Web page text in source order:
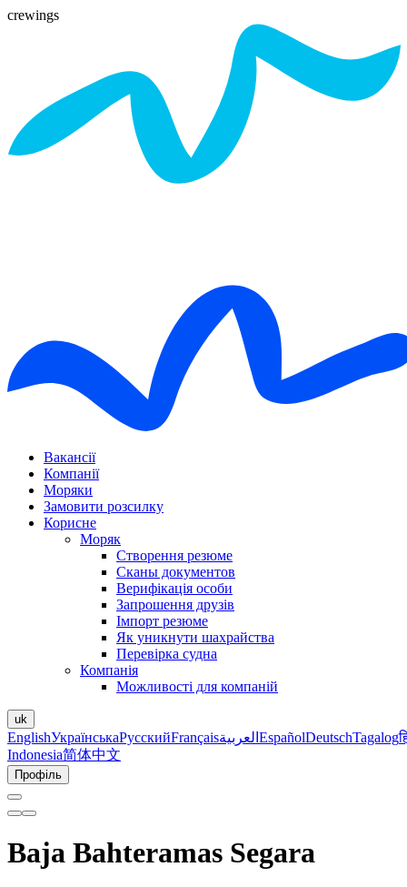
crewings
Вакансії
Компанії
Моряки
Замовити розсилку
Корисне
Моряк
Створення резюме
Сканы документов
Верифікація особи
Запрошення друзів
Імпорт резюме
Як уникнути шахрайства
Перевірка судна
Компанія
Можливості для компаній
uk
EnglishУкраїнськаРусскийFrançaisالعربية EspañolDeutschTagalog
Indonesia简体中文
Профіль
Baja Bahteramas Segara